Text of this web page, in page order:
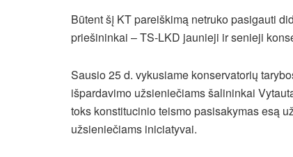
Būtent šį KT pareiškimą netruko pasigauti
priešininkai – TS-LKD jaunieji ir senieji
Sausio 25 d. vykusiame konservatorių
išpardavimo užsieniečiams šalininkai
toks konstitucinio teismo pasisakymas esą
užsieniečiams iniciatyvai.